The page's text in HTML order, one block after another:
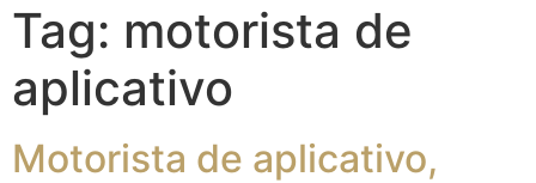
Tag: motorista de
aplicativo
Motorista de aplicativo,